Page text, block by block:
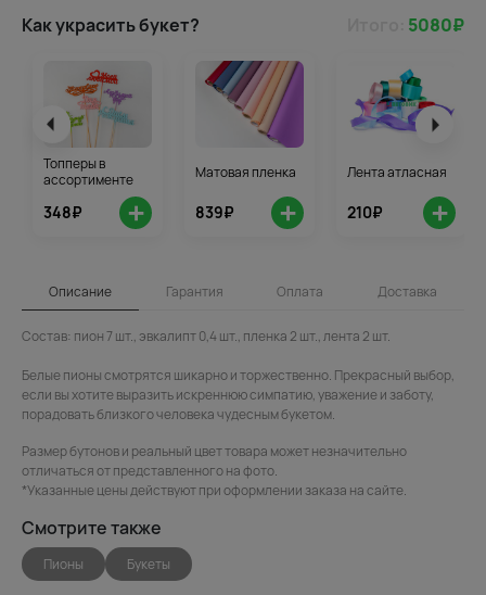
Как украсить букет? 5080₽
Топперы в
ассортименте
348₽ +
Матовая пленка
839₽ +
Лента атласная
210₽ +
Описание Гарантия Оплата Доставка
Состав: пион 7 шт., эвкалипт 0,4 шт., пленка 2 шт., лента 2 шт.
Белые пионы смотрятся шикарно и торжественно. Прекрасный выбор,
если вы хотите выразить искреннюю симпатию, уважение и заботу,
порадовать близкого человека чудесным букетом.
Размер бутонов и реальный цвет товара может незначительно
отличаться от представленного на фото.
*Указанные цены действуют при оформлении заказа на сайте.
Смотрите также
Пионы Букеты